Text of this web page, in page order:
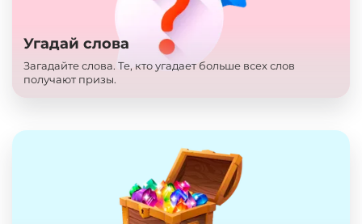
Угадай слова
Загадайте слова. Те, кто угадает больше всех слов
получают призы.